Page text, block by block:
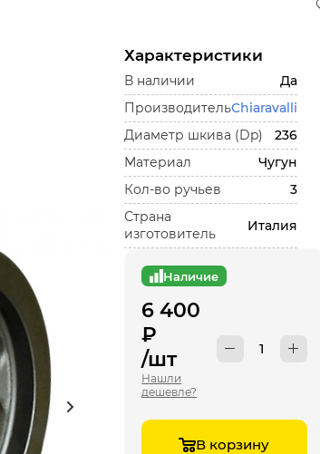
Характеристики
В наличии
Да
ПроизводительChiaravalli
Диаметр шкива (Dp)
236
Материал
Чугун
Кол-во ручьев
3
Страна
изготовитель
Италия
Наличие
6 400
₽
/шт
Нашли
дешевле?
В корзину